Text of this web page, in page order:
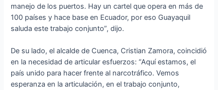
manejo de los puertos. Hay un cartel que opera en más de
100 países y hace base en Ecuador, por eso Guayaquil
saluda este trabajo conjunto”, dijo.
De su lado, el alcalde de Cuenca, Cristian Zamora, coincidió
en la necesidad de articular esfuerzos: “Aquí estamos, el
país unido para hacer frente al narcotráfico. Vemos
esperanza en la articulación, en el trabajo conjunto,